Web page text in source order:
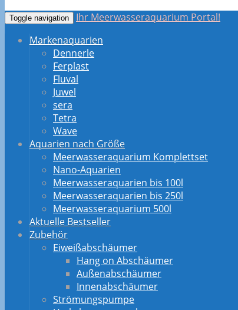
Toggle navigation
Ihr Meerwasseraquarium Portal!
Markenaquarien
Dennerle
Ferplast
Fluval
Juwel
sera
Tetra
Wave
Aquarien nach Größe
Meerwasseraquarium Komplettset
Nano-Aquarien
Meerwasseraquarien bis 100l
Meerwasseraquarien bis 250l
Meerwasseraquarium 500l
Aktuelle Bestseller
Zubehör
Eiweißabschäumer
Hang on Abschäumer
Außenabschäumer
Innenabschäumer
Strömungspumpe